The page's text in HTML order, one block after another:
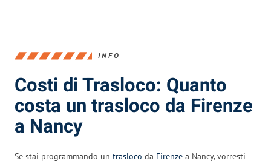
INFO
Costi di Trasloco: Quanto
costa un trasloco da Firenze
a Nancy
Se stai programmando un trasloco da Firenze a Nancy, vorresti